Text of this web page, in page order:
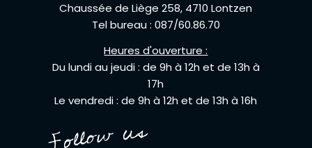
Chaussée de Liège 258, 4710 Lontzen
Tel bureau : 087/60.86.70
Heures d'ouverture :
Du lundi au jeudi : de 9h à 12h et de 13h à
17h
Le vendredi : de 9h à 12h et de 13h à 16h